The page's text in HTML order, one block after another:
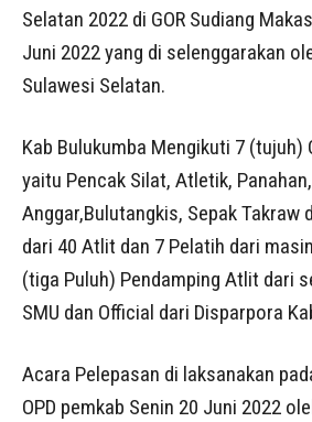
Selatan 2022 di GOR Sudiang
Juni 2022 yang di selenggarakan
Sulawesi Selatan.
Kab Bulukumba Mengikuti 7 (tujuh)
yaitu Pencak Silat, Atletik, Panahan,
Anggar,Bulutangkis, Sepak Takraw
dari 40 Atlit dan 7 Pelatih dari
(tiga Puluh) Pendamping Atlit dari
SMU dan Official dari Disparpora
Acara Pelepasan di laksanakan
OPD pemkab Senin 20 Juni 2022